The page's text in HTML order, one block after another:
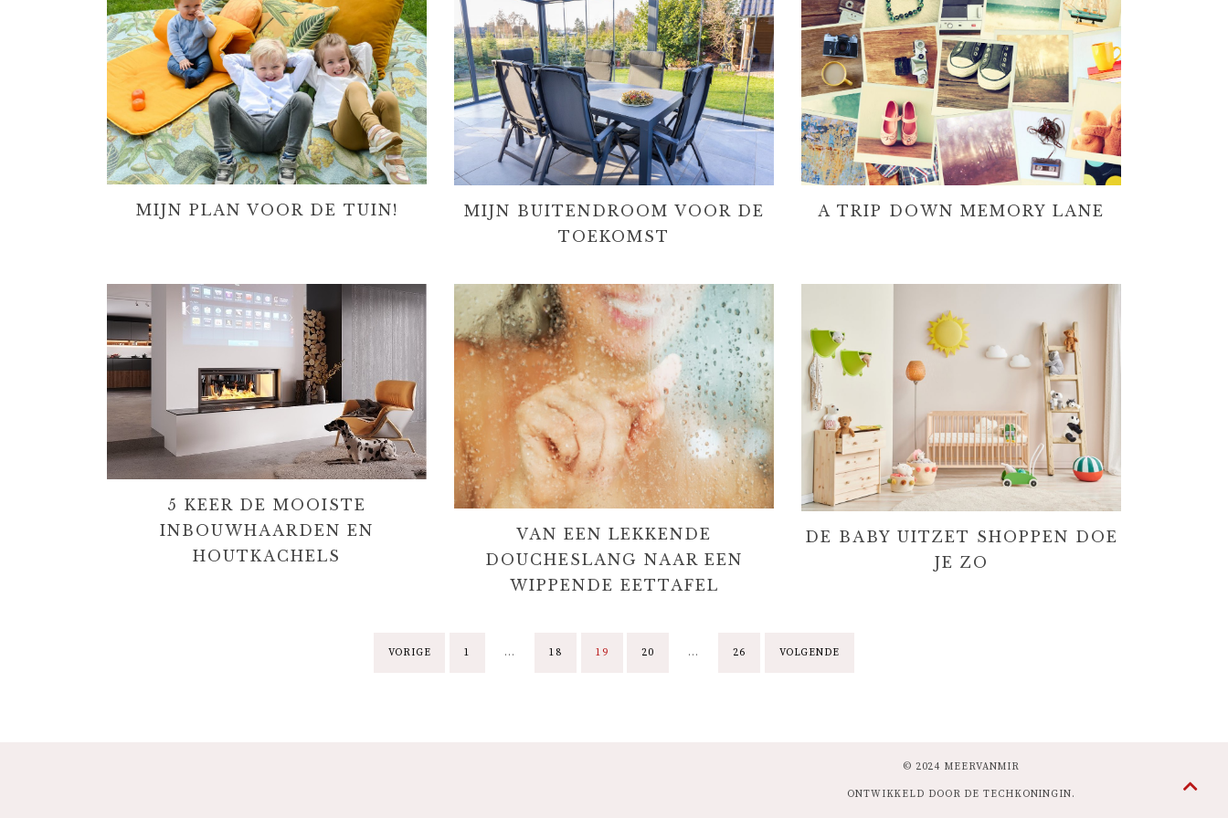
MIJN PLAN VOOR DE TUIN!
MIJN BUITENDROOM VOOR DE
TOEKOMST
A TRIP DOWN MEMORY LANE
5 KEER DE MOOISTE
INBOUWHAARDEN EN
HOUTKACHELS
VAN EEN LEKKENDE
DOUCHESLANG NAAR EEN
WIPPENDE EETTAFEL
DE BABY UITZET SHOPPEN DOE
JE ZO
VORIGE 1 … 18 19 20 … 26 VOLGENDE
© 2024 MEERVANMIR
ONTWIKKELD DOOR DE TECHKONINGIN.